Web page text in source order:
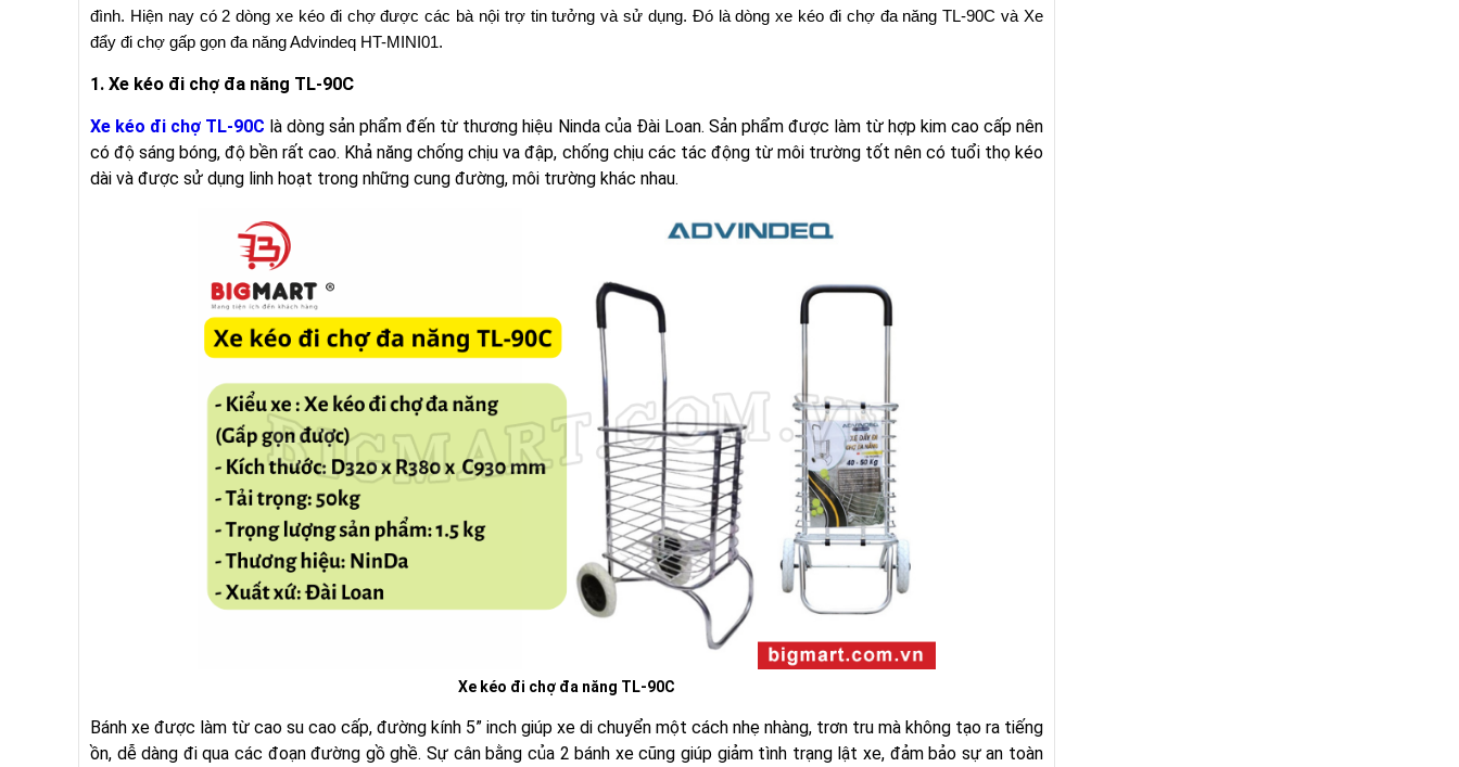
đình. Hiện nay có 2 dòng xe kéo đi chợ được các bà nội trợ tin tưởng và sử dụng. Đó là dòng xe kéo đi chợ đa năng TL-90C và Xe
đẩy đi chợ gấp gọn đa năng Advindeq HT-MINI01.
1. Xe kéo đi chợ đa năng TL-90C
Xe kéo đi chợ TL-90C là dòng sản phẩm đến từ thương hiệu Ninda của Đài Loan. Sản phẩm được làm từ hợp kim cao cấp nên
có độ sáng bóng, độ bền rất cao. Khả năng chống chịu va đập, chống chịu các tác động từ môi trường tốt nên có tuổi thọ kéo
dài và được sử dụng linh hoạt trong những cung đường, môi trường khác nhau.
Xe kéo đi chợ đa năng TL-90C
Bánh xe được làm từ cao su cao cấp, đường kính 5” inch giúp xe di chuyển một cách nhẹ nhàng, trơn tru mà không tạo ra tiếng
ồn, dễ dàng đi qua các đoạn đường gồ ghề. Sự cân bằng của 2 bánh xe cũng giúp giảm tình trạng lật xe, đảm bảo sự an toàn